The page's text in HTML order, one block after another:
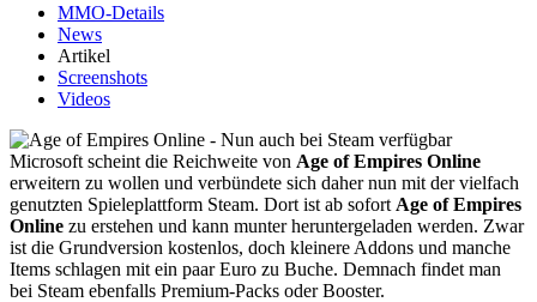
MMO-Details
News
Artikel
Screenshots
Videos
Microsoft scheint die Reichweite von Age of Empires Online
erweitern zu wollen und verbündete sich daher nun mit der vielfach
genutzten Spieleplattform Steam. Dort ist ab sofort Age of Empires
Online zu erstehen und kann munter heruntergeladen werden. Zwar
ist die Grundversion kostenlos, doch kleinere Addons und manche
Items schlagen mit ein paar Euro zu Buche. Demnach findet man
bei Steam ebenfalls Premium-Packs oder Booster.